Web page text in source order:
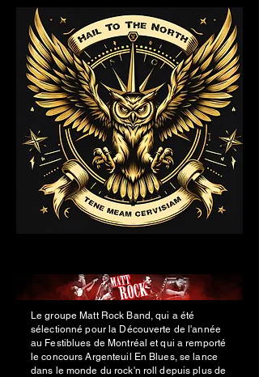
Le groupe Matt Rock Band, qui a été
sélectionné pour la Découverte de l'année
au Festiblues de Montréal et qui a remporté
le concours Argenteuil En Blues, se lance
dans le monde du rock'n roll depuis plus de